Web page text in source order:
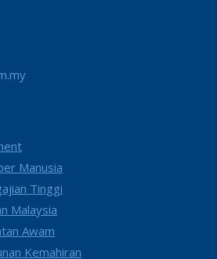
Manusia
Tinggi
Malaysia
Awam
Kemahiran